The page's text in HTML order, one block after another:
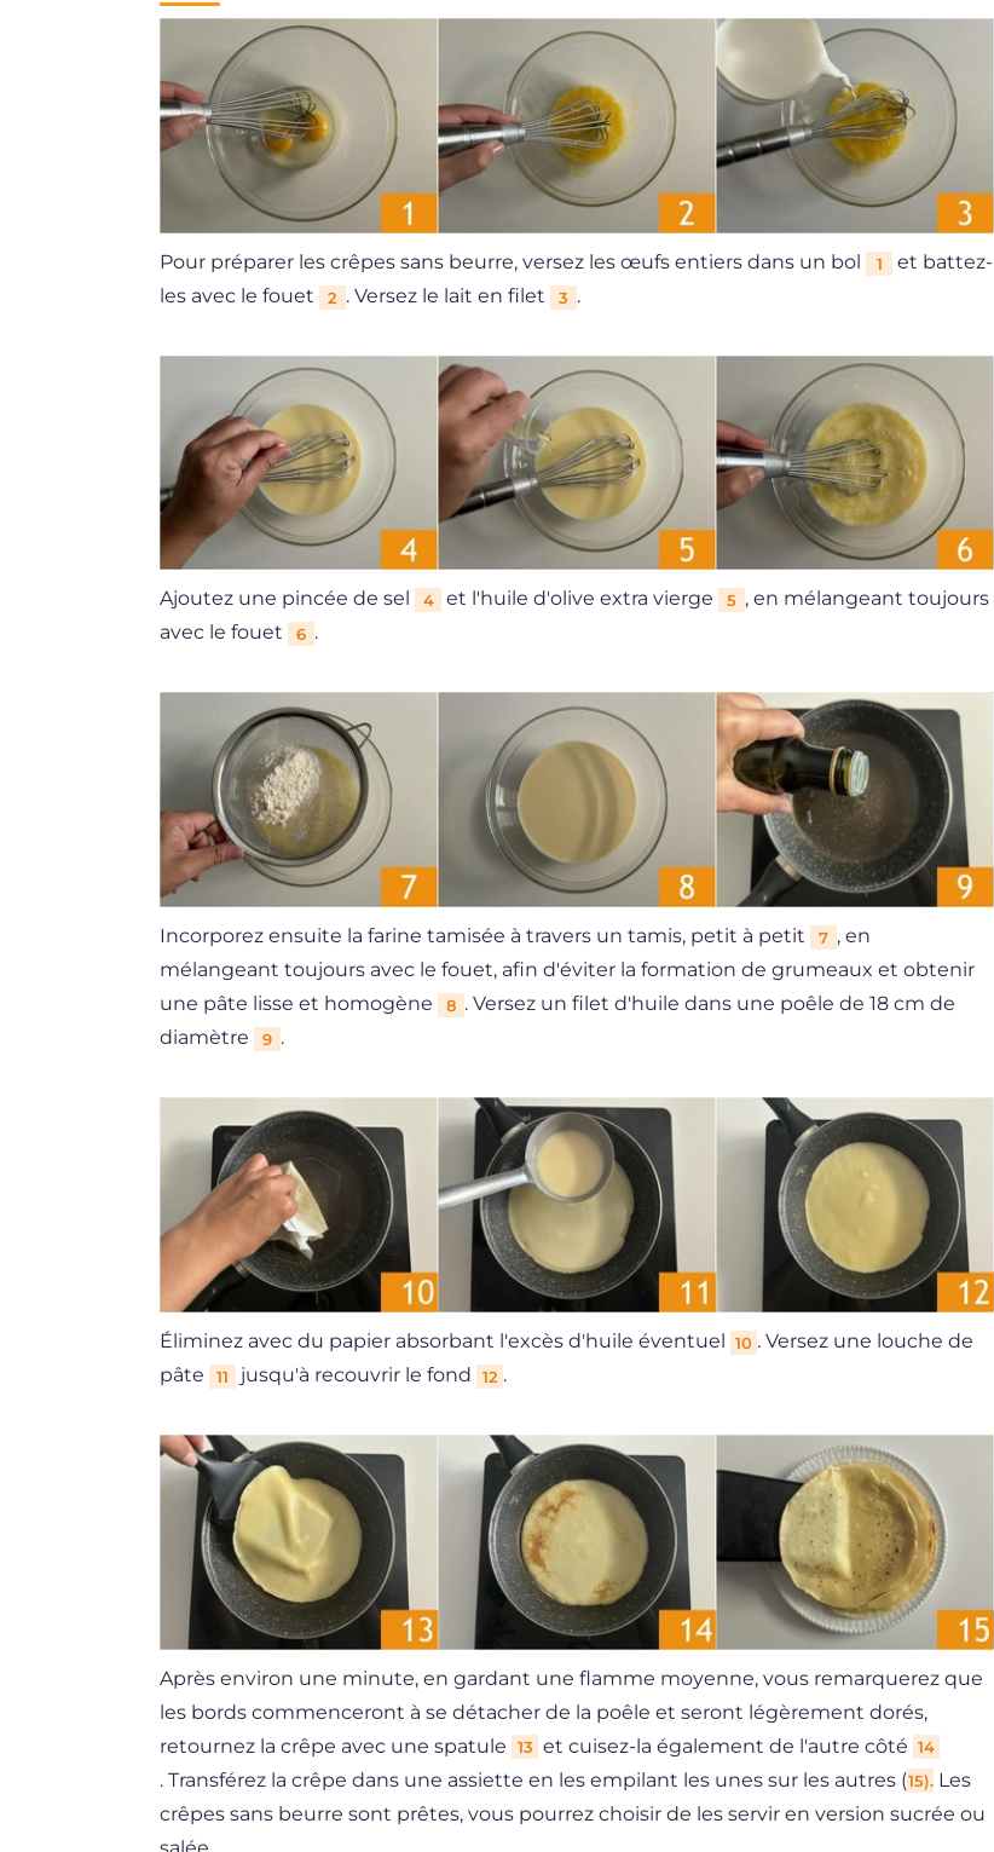
Pour préparer les crêpes sans beurre, versez les œufs entiers dans un bol 1
et battez-
les avec le fouet
2 . Versez le lait en filet 3 .
Ajoutez une pincée de sel 4 et l'huile d'olive extra vierge 5 , en mélangeant toujours
avec le fouet
6 .
Incorporez ensuite la farine tamisée à travers un tamis, petit à petit 7 , en
mélangeant toujours avec le fouet, afin d'éviter la formation de grumeaux et obtenir
une pâte lisse et homogène
8 . Versez un filet d'huile dans une poêle de 18 cm de
diamètre
9 .
Éliminez avec du papier absorbant l'excès d'huile éventuel 10 . Versez une louche de
pâte
11 jusqu'à recouvrir le fond 12 .
Après environ une minute, en gardant une flamme moyenne, vous remarquerez que
les bords commenceront à se détacher de la poêle et seront légèrement dorés,
retournez la crêpe avec une spatule
13 et cuisez-la également de l'autre côté 14
. Transférez la crêpe dans une assiette en les empilant les unes sur les autres (15). Les
crêpes sans beurre sont prêtes, vous pourrez choisir de les servir en version sucrée ou
salée.